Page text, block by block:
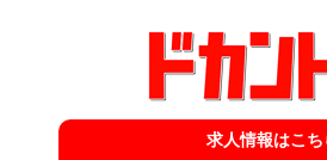
求人情報はこち